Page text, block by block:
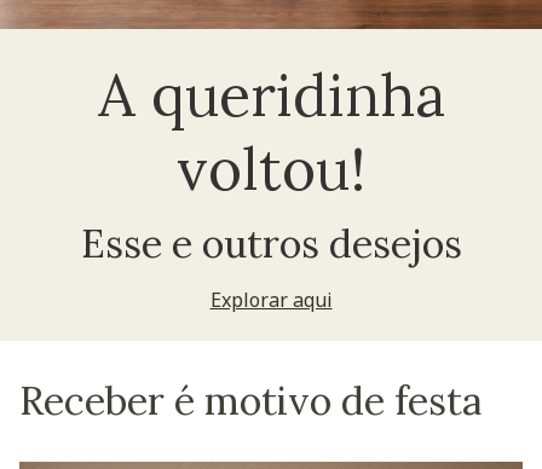
A queridinha
voltou!
Esse e outros desejos
Explorar aqui
Receber é motivo de festa